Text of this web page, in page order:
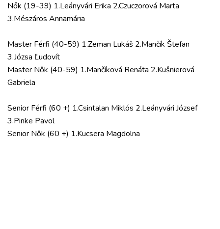
Nők (19-39) 1.Leányvári Erika 2.Czuczorová Marta
3.Mészáros Annamária
Master Férfi (40-59) 1.Zeman Lukáš 2.Mančík Štefan
3.Józsa Ľudovít
Master Nők (40-59) 1.Mančíková Renáta 2.Kušnierová
Gabriela
Senior Férfi (60 +) 1.Csintalan Miklós 2.Leányvári József
3.Pinke Pavol
Senior Nők (60 +) 1.Kucsera Magdolna